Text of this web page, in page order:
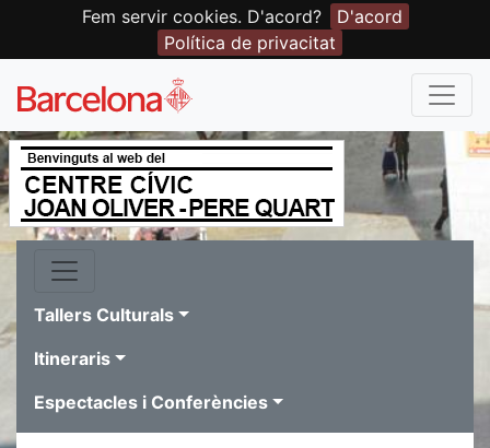
Fem servir cookies. D'acord?
D'acord
Política de privacitat
Tallers Culturals
Itineraris
Espectacles i Conferències